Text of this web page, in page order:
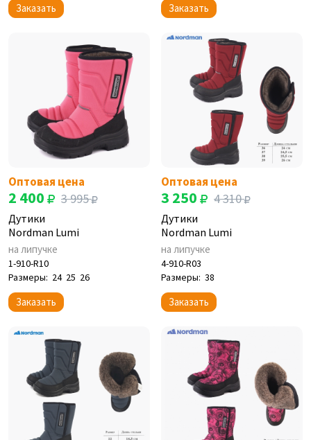
Заказать Заказать
Оптовая цена
2 400 3 995
Дутики
Nordman Lumi
на липучке
1-910-R10
Размеры: 24 25 26
Заказать
Оптовая цена
3 250 4 310
Дутики
Nordman Lumi
на липучке
4-910-R03
Размеры: 38
Заказать